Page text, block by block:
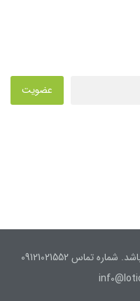
عضویت
تماس 09121021552